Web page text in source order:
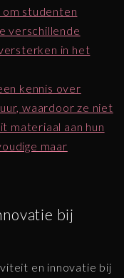
studenten
verschillende
in het
kennis over
waardoor ze niet
materiaal aan hun
maar
bij
en innovatie bij